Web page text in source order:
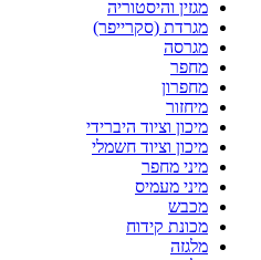
מגזין והיסטוריה
מגרדת (סקרייפר)
מגרסה
מחפר
מחפרון
מיחזור
מיכון וציוד היברידי
מיכון וציוד חשמלי
מיני מחפר
מיני מעמיס
מכבש
מכונת קידוח
מלגזה